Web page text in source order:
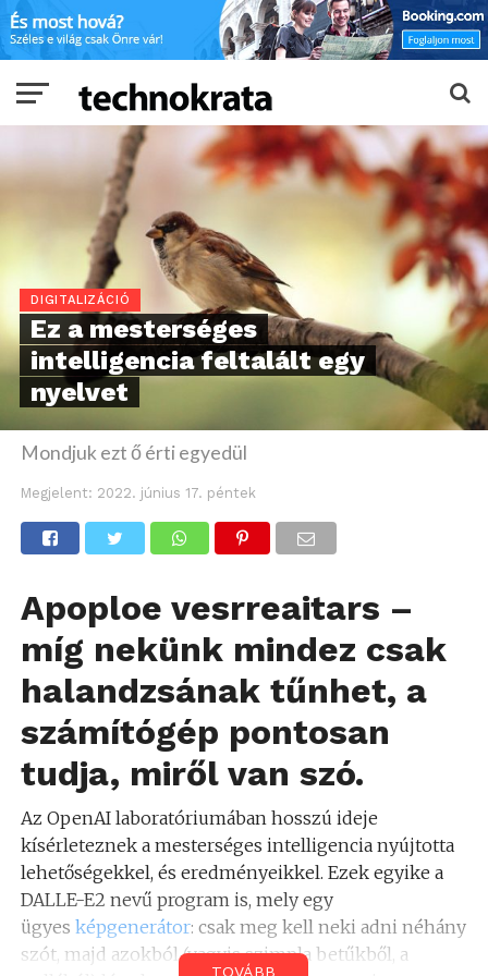
DIGITALIZÁCIÓ
Ez a mesterséges
intelligencia feltalált egy
nyelvet
Mondjuk ezt ő érti egyedül
Megjelent: 2022. június 17. péntek
Apoploe vesrreaitars –
míg nekünk mindez csak
halandzsának tűnhet, a
számítógép pontosan
tudja, miről van szó.
Az OpenAI laboratóriumában hosszú ideje
kísérleteznek a mesterséges intelligencia nyújtotta
lehetőségekkel, és eredményeikkel. Ezek egyike a
DALLE-E2 nevű program is, mely egy
ügyes képgenerátor: csak meg kell neki adni néhány
szót, majd azokból (vagyis szimpla betűkből, a
TOVÁBB